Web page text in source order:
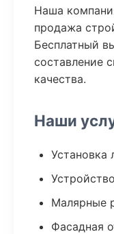
Наша
продажа
Бесплатный
составление
качества.
Наши
Установка
Малярные
Фасадная